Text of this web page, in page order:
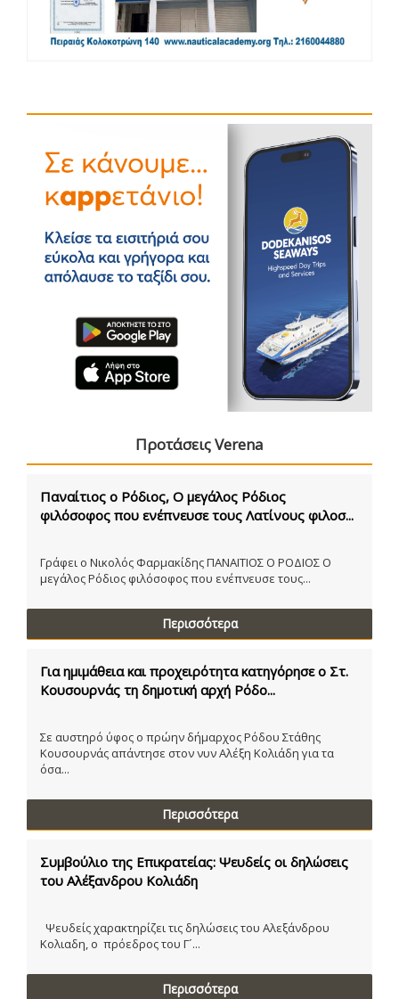
Προτάσεις Verena
Παναίτιος ο Ρόδιος, Ο μεγάλος Ρόδιος
φιλόσοφος που ενέπνευσε τους Λατίνους φιλοσ...
Γράφει ο Νικολός Φαρμακίδης ΠΑΝΑΙΤΙΟΣ Ο ΡΟΔΙΟΣ Ο
μεγάλος Ρόδιος φιλόσοφος που ενέπνευσε τους...
Περισσότερα
Για ημιμάθεια και προχειρότητα κατηγόρησε ο Στ.
Κουσουρνάς τη δημοτική αρχή Ρόδο...
Σε αυστηρό ύφος ο πρώην δήμαρχος Ρόδου Στάθης
Κουσουρνάς απάντησε στον νυν Αλέξη Κολιάδη για τα
όσα...
Περισσότερα
Συμβούλιο της Επικρατείας: Ψευδείς οι δηλώσεις
του Αλέξανδρου Κολιάδη
Ψευδείς χαρακτηρίζει τις δηλώσεις του Αλεξάνδρου
Κολιαδη, ο πρόεδρος του Γ´...
Περισσότερα